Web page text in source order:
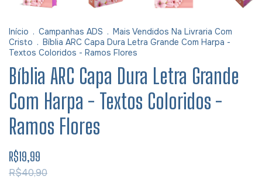
Início . Campanhas ADS . Mais Vendidos Na Livraria Com
Cristo . Bíblia ARC Capa Dura Letra Grande Com Harpa -
Textos Coloridos - Ramos Flores
Bíblia ARC Capa Dura Letra Grande
Com Harpa - Textos Coloridos -
Ramos Flores
R$19,99
R$40,90